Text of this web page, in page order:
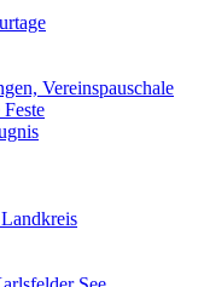
Vereinspauschale